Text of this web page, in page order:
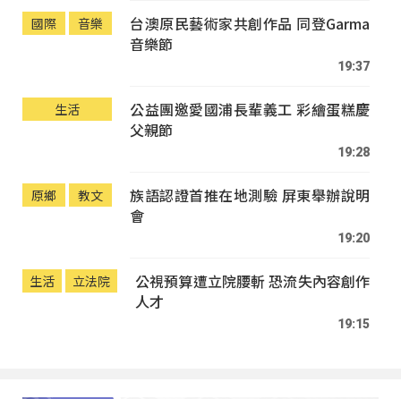
國際 音樂
台澳原民藝術家共創作品 同登Garma
音樂節
19:37
生活
公益團邀愛國浦長輩義工 彩繪蛋糕慶
父親節
19:28
原鄉 教文
族語認證首推在地測驗 屏東舉辦說明
會
19:20
生活 立法院
公視預算遭立院腰斬 恐流失內容創作
人才
19:15